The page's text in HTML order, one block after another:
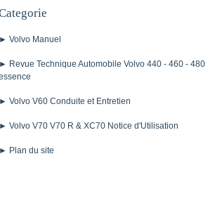
Volvo Manuel
Revue Technique Automobile Volvo 440 - 460 - 480
Volvo V60 Conduite et Entretien
Volvo V70 V70 R & XC70 Notice d'Utilisation
Plan du site